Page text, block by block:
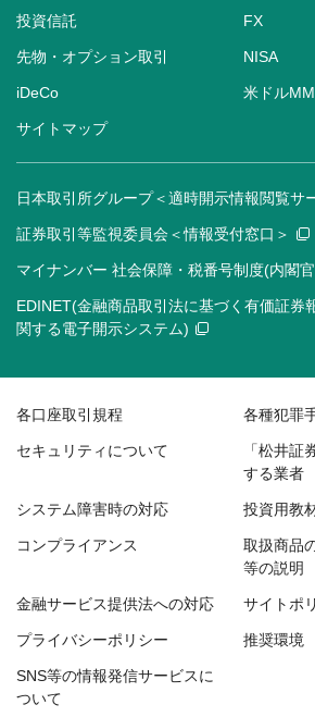
投資信託 FX
先物・オプション取引 NISA
iDeCo 米ドル
サイトマップ
日本取引所グループ＜適時開示情報閲覧サ
証券取引等監視委員会＜情報受付窓口＞
マイナンバー 社会保障・税番号制度(内閣
EDINET(金融商品取引法に基づく有価証券
関する電子開示システム)
各口座取引規程 各種犯罪
セキュリティについて
「松井証
する業者
システム障害時の対応 投資用教
コンプライアンス
取扱商品
等の説明
金融サービス提供法への対応 サイトポ
プライバシーポリシー 推奨環境
SNS等の情報発信サービスに
ついて